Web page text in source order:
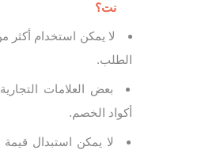
نت؟
لا يمكن استخدام
الطلب.
بعض العلامات
أكواد الخصم.
لا يمكن استبدال قيمة